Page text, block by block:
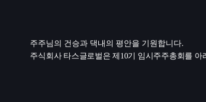
주주님의 건승과 댁내의 평안을 기원합니다.
주식회사 타스글로벌은 제 10기 임시주주총회를 아